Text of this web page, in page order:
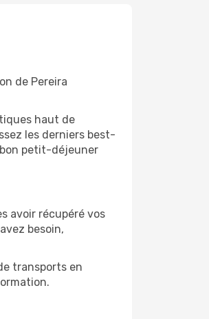
de Pereira
haut de
les derniers best-
petit-déjeuner
avoir récupéré vos
besoin,
transports en